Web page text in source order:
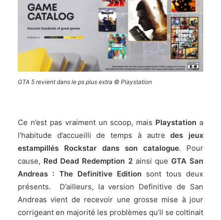
GTA 5 revient dans le ps plus extra © Playstation
Ce n’est pas vraiment un scoop, mais Playstation a
l’habitude d’accueilli de temps à autredes jeux
estampillés Rockstar dans son catalogue. Pour
cause, Red Dead Redemption 2ainsi que GTA San
Andreas : The Definitive Edition sont tous deux
présents. D’ailleurs, la version Definitive de San
Andreas vient de recevoir une grosse mise à jour
corrigeant en majorité les problèmes qu’il se coltinait